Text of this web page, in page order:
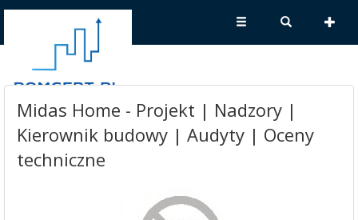
Midas Home - Projekt | Nadzory |
Kierownik budowy | Audyty | Oceny
techniczne